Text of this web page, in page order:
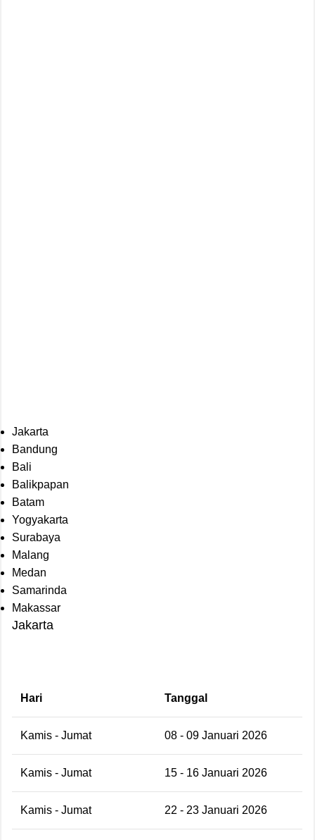
Jakarta
Bandung
Bali
Balikpapan
Batam
Yogyakarta
Surabaya
Malang
Medan
Samarinda
Makassar
Jakarta
Hari Tanggal
Kamis - Jumat 08 - 09 Januari 2026
Kamis - Jumat 15 - 16 Januari 2026
Kamis - Jumat 22 - 23 Januari 2026